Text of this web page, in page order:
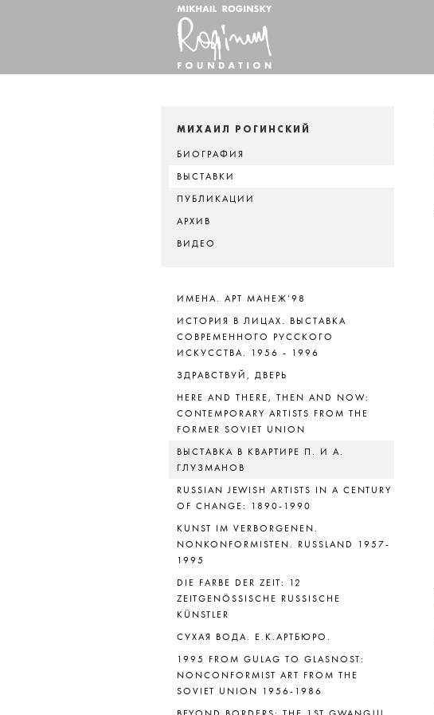
МИХАИЛ РОГИНСКИЙ
БИОГРАФИЯ
ВЫСТАВКИ
ПУБЛИКАЦИИ
АРХИВ
ВИДЕО
ИМЕНА. АРТ МАНЕЖ’98
ИСТОРИЯ В ЛИЦАХ. ВЫСТАВКА
СОВРЕМЕННОГО РУССКОГО
ИСКУССТВА. 1956 - 1996
ЗДРАВСТВУЙ, ДВЕРЬ
HERE AND THERE, THEN AND NOW:
CONTEMPORARY ARTISTS FROM THE
FORMER SOVIET UNION
ВЫСТАВКА В КВАРТИРЕ П. И А.
ГЛУЗМАНОВ
RUSSIAN JEWISH ARTISTS IN A CENTURY
OF CHANGE: 1890-1990
KUNST IM VERBORGENEN.
NONKONFORMISTEN. RUSSLAND 1957-
1995
DIE FARBE DER ZEIT: 12
ZEITGENÖSSISCHE RUSSISCHE
KÜNSTLER
СУХАЯ ВОДА. Е.К.АРТБЮРО.
1995 FROM GULAG TO GLASNOST:
NONCONFORMIST ART FROM THE
SOVIET UNION 1956-1986